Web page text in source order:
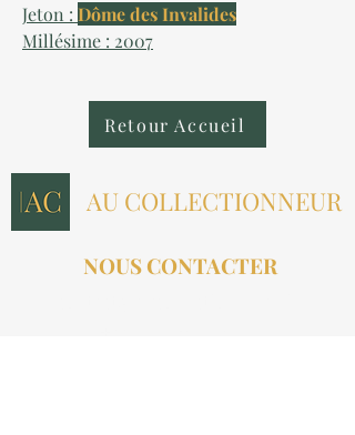
Jeton : Dôme des Invalides
Millésime : 2007
Retour Accueil
AU COLLECTIONNEUR
NOUS CONTACTER